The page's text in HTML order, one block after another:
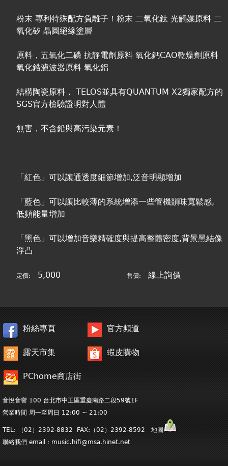
粉末 專利特殊配方負離子！粉末 二氧化鈦 光觸媒原料 二
氧化矽 晶圓絕緣塗層
原料，五氧化二磷 抗靜電劑原料 氧化鈣CAO乾燥劑原料
氧化鋯濾波器原料 氧化鋁
結構陶瓷原料， TELOS並具有QUANTUM X2獨家配方的
SGS官方檢驗證明對人體
無害，不含鉛與高污染元素！
「紅色」可以讓通透度細節增加,泛音明顯增加
「藍色」可以讓比較薄的系統增添一些管機韻味寬鬆感,
低頻能量增加
「黑色」可以增加音樂精確度與提高整體密度,背景黑結像
浮凸
定價: 5,000 售價: 線上詢價
粉絲專頁 官方頻道
露天市集 蝦皮購物
PChome商店街
音悅音響 100 台北市中正區重慶南路二段59號1F
營業時間 周一至周日 12:00 ~ 21:00
TEL: （02）2392-8832 FAX:（02）2392-8592 地圖
聯絡我們 email： music.hifi@msa.hinet.net